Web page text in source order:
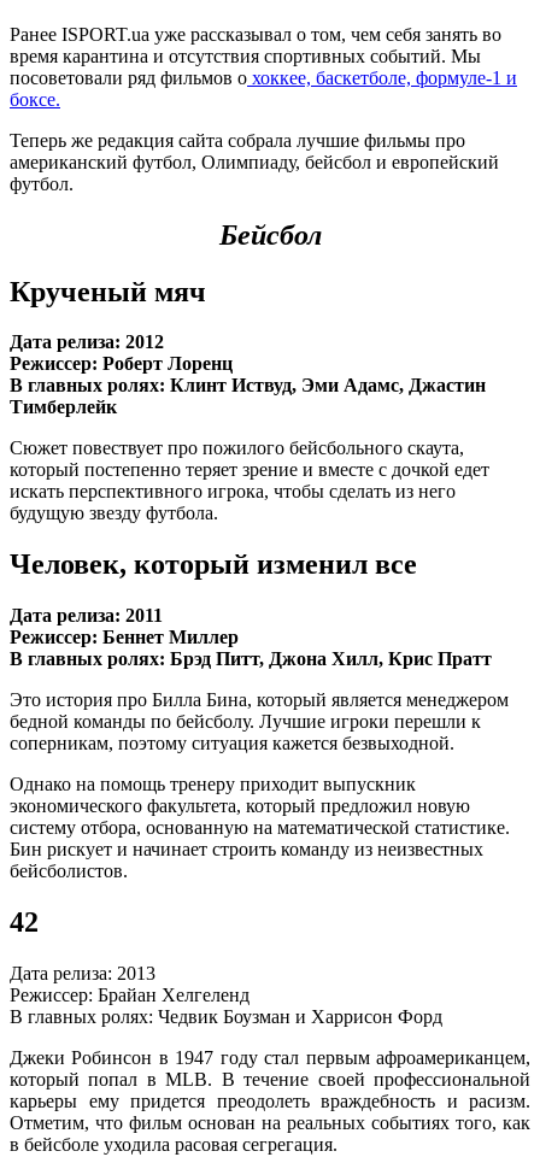
Ранее ISPORT.ua уже рассказывал о том, чем себя занять во
время карантина и отсутствия спортивных событий. Мы
посоветовали ряд фильмов о хоккее, баскетболе, формуле-1 и
боксе.
Теперь же редакция сайта собрала лучшие фильмы про
американский футбол, Олимпиаду, бейсбол и европейский
футбол.
Бейсбол
Крученый мяч
Дата релиза: 2012
Режиссер: Роберт Лоренц
В главных ролях: Клинт Иствуд, Эми Адамс, Джастин
Тимберлейк
Сюжет повествует про пожилого бейсбольного скаута,
который постепенно теряет зрение и вместе с дочкой едет
искать перспективного игрока, чтобы сделать из него
будущую звезду футбола.
Человек, который изменил все
Дата релиза: 2011
Режиссер: Беннет Миллер
В главных ролях: Брэд Питт, Джона Хилл, Крис Пратт
Это история про Билла Бина, который является менеджером
бедной команды по бейсболу. Лучшие игроки перешли к
соперникам, поэтому ситуация кажется безвыходной.
Однако на помощь тренеру приходит выпускник
экономического факультета, который предложил новую
систему отбора, основанную на математической статистике.
Бин рискует и начинает строить команду из неизвестных
бейсболистов.
42
Дата релиза: 2013
Режиссер: Брайан Хелгеленд
В главных ролях: Чедвик Боузман и Харрисон Форд
Джеки Робинсон в 1947 году стал первым афроамериканцем,
который попал в MLB. В течение своей профессиональной
карьеры ему придется преодолеть враждебность и расизм.
Отметим, что фильм основан на реальных событиях того, как
в бейсболе уходила расовая сегрегация.